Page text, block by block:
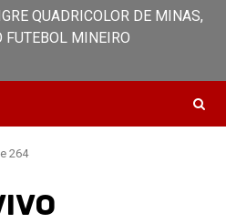
QUADRICOLOR DE MINAS,
FUTEBOL MINEIRO
264